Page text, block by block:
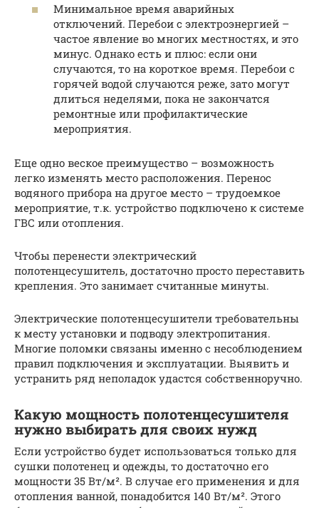
Минимальное время аварийных
отключений. Перебои с электроэнергией –
частое явление во многих местностях, и это
минус. Однако есть и плюс: если они
случаются, то на короткое время. Перебои с
горячей водой случаются реже, зато могут
длиться неделями, пока не закончатся
ремонтные или профилактические
мероприятия.
Еще одно веское преимущество – возможность
легко изменять место расположения. Перенос
водяного прибора на другое место – трудоемкое
мероприятие, т.к. устройство подключено к системе
ГВС или отопления.
Чтобы перенести электрический
полотенцесушитель, достаточно просто переставить
крепления. Это занимает считанные минуты.
Электрические полотенцесушители требовательны
к месту установки и подводу электропитания.
Многие поломки связаны именно с несоблюдением
правил подключения и эксплуатации. Выявить и
устранить ряд неполадок удастся собственноручно.
Какую мощность полотенцесушителя
нужно выбирать для своих нужд
Если устройство будет использоваться только для
сушки полотенец и одежды, то достаточно его
мощности 35 Вт/м². В случае его применения и для
отопления ванной, понадобится 140 Вт/м². Этого